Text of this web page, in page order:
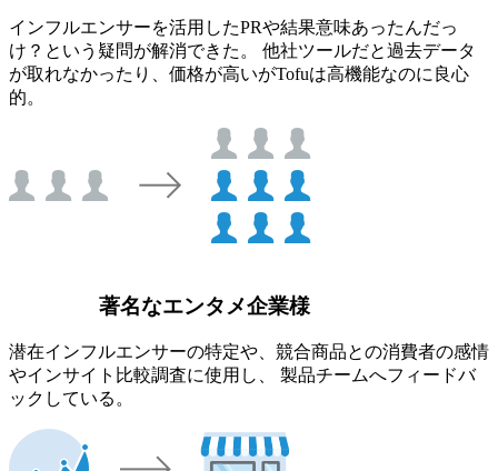
インフルエンサーを活用したPRや結果意味あったんだっ
け？という疑問が解消できた。 他社ツールだと過去データ
が取れなかったり、価格が高いがTofuは高機能なのに良心
的。
著名なエンタメ企業様
潜在インフルエンサーの特定や、競合商品との消費者の感情
やインサイト比較調査に使用し、 製品チームへフィードバ
ックしている。